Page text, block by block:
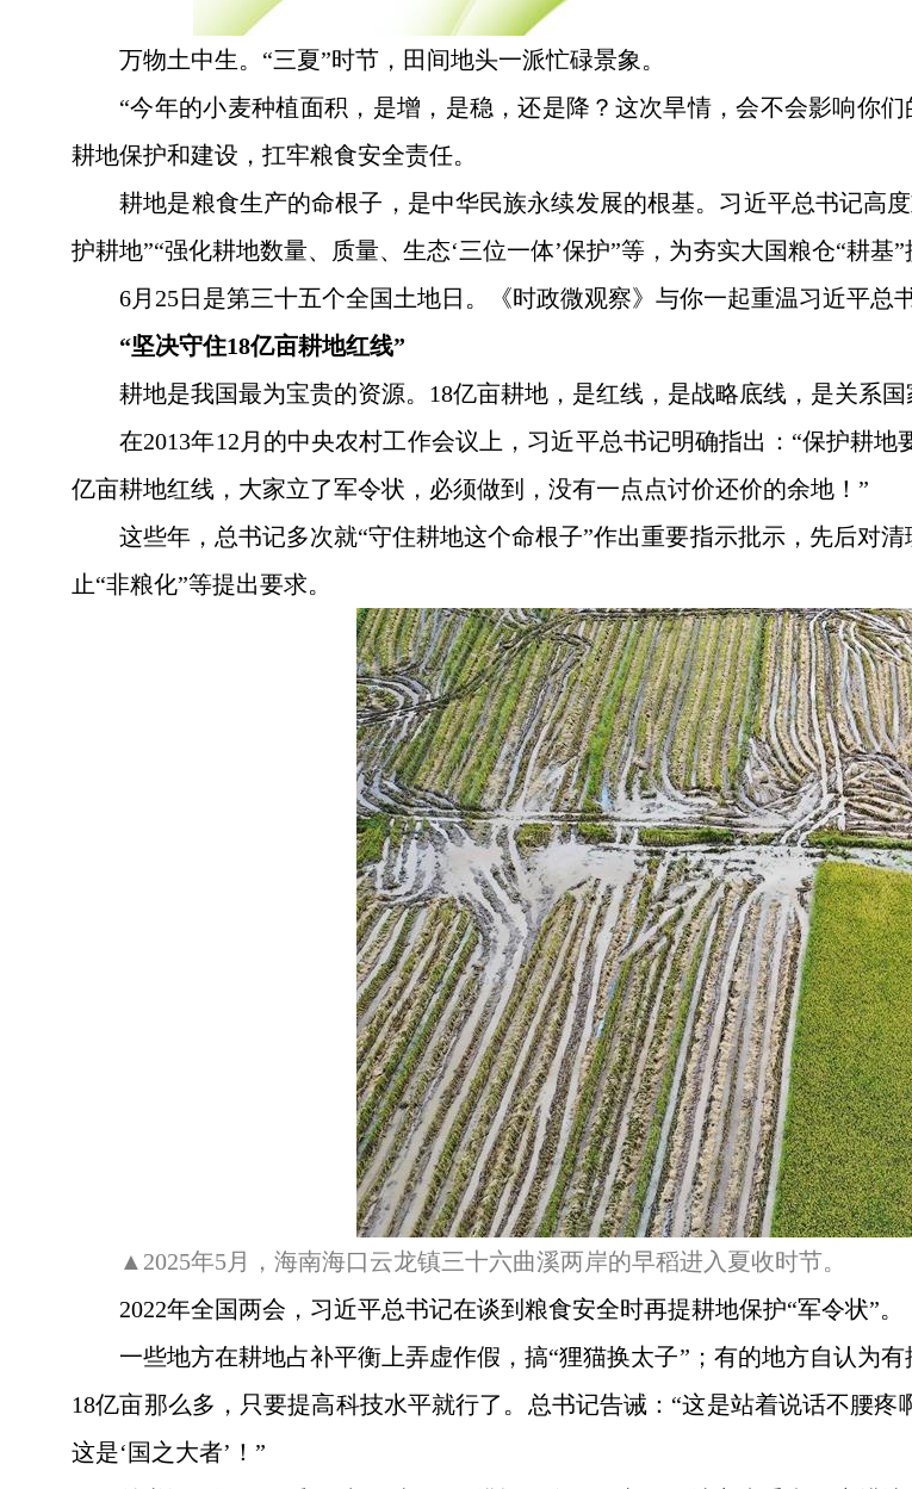
万物土中生。“三夏”时节，田间地头一派忙碌景象。
“今年的小麦种植面积，是增，是稳，还是降？这次旱情，会不会影响你
耕地保护和建设，扛牢粮食安全责任。
耕地是粮食生产的命根子，是中华民族永续发展的根基。习近平总书记高
护耕地”“强化耕地数量、质量、生态‘三位一体’保护”等，为夯实大国粮仓“耕基”
6月25日是第三十五个全国土地日。《时政微观察》与你一起重温习近平总
“坚决守住18亿亩耕地红线”
耕地是我国最为宝贵的资源。18亿亩耕地，是红线，是战略底线，是关系国
在2013年12月的中央农村工作会议上，习近平总书记明确指出：“保护耕
亿亩耕地红线，大家立了军令状，必须做到，没有一点点讨价还价的余地！”
这些年，总书记多次就“守住耕地这个命根子”作出重要指示批示，先后对
止“非粮化”等提出要求。
▲2025年5月，海南海口云龙镇三十六曲溪两岸的早稻进入夏收时节。
2022年全国两会，习近平总书记在谈到粮食安全时再提耕地保护“军令状”。
一些地方在耕地占补平衡上弄虚作假，搞“狸猫换太子”；有的地方自认为
18亿亩那么多，只要提高科技水平就行了。总书记告诫：“这是站着说话不腰
这是‘国之大者’！”